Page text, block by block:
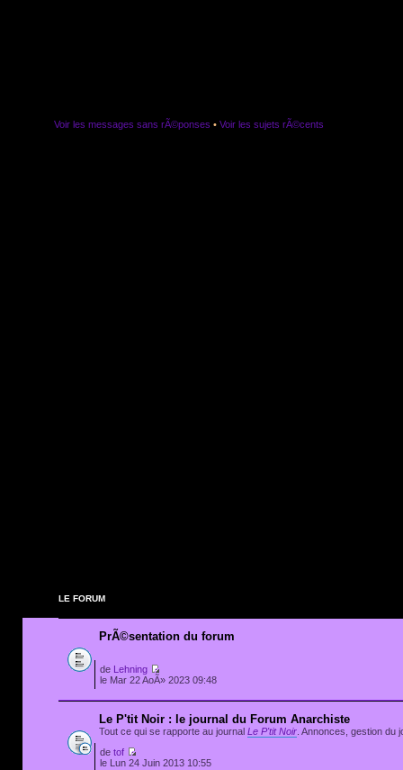
Voir les messages sans rÃ©ponses • Voir les sujets rÃ©cents
LE FORUM
PrÃ©sentation du forum
de
Lehning
le Mar 22 AoÃ» 2023 09:48
Le P'tit Noir : le journal du Forum Anarchiste
Tout ce qui se rapporte au journal Le P'tit Noir . Annonces, gestion du
de tof
le Lun 24 Juin 2013 10:55